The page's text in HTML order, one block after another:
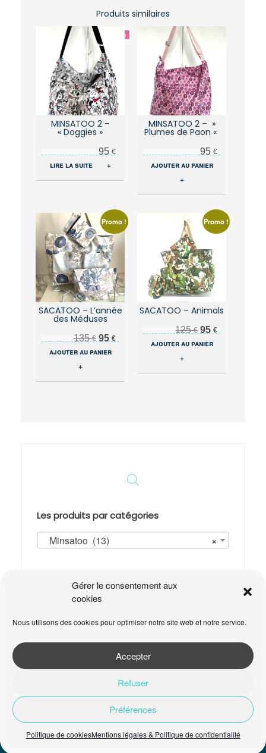
Gérer le consentement aux
cookies
Nous utilisons des cookies pour optimiser notre site web et notre service.
Accepter
Refuser
Préférences
Politique de cookiesMentions légales & Politique de confidentialité
Produits similaires
MINSATOO 2 –
« Doggies »
95 €
lire la suite +
MINSATOO 2 – »
Plumes de Paon «
95€
ajouter au panier
+
Promo !
SACATOO – L’année
des Méduses
135€ Le prix initial était : 135 €.
95 €Le prix actuel est : 95 €.
ajouter au panier
+
Promo !
SACATOO – Animals
125€ Le prix initial était : 125 €.
95€Le prix actuel est : 95 €.
ajouter au panier
+
Les produits par catégories
×
Minsatoo (13)
Votre panier est vide.
ADA - Allures d'Ailleurs © 2026
Mentions légales & Politique de
confidentialité